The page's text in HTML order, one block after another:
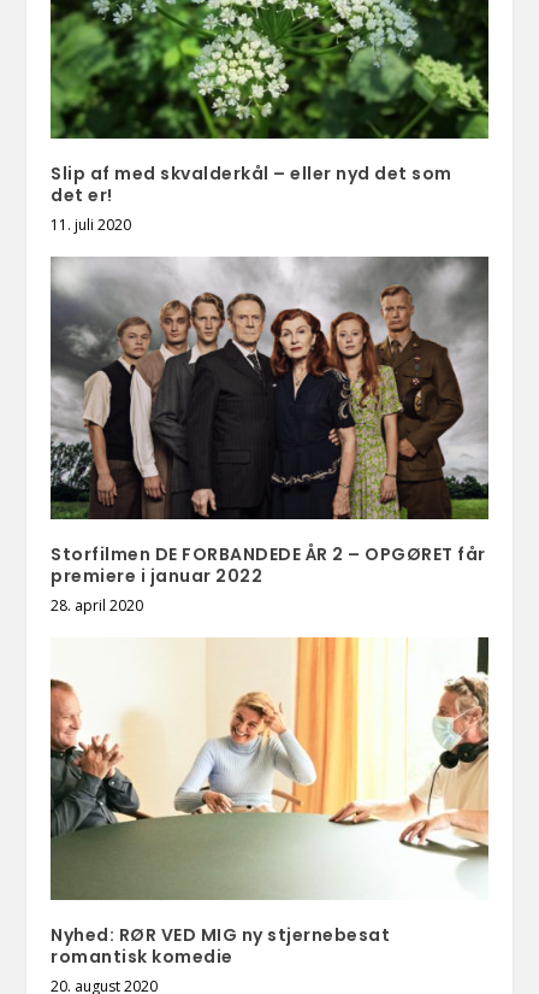
Slip af med skvalderkål – eller nyd det som
det er!
11. juli 2020
Storfilmen DE FORBANDEDE ÅR 2 – OPGØRET får
premiere i januar 2022
28. april 2020
Nyhed: RØR VED MIG ny stjernebesat
romantisk komedie
20. august 2020